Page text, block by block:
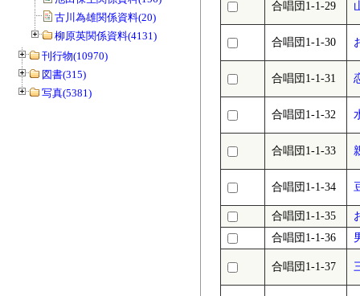
古川為雄関係資料(20)
柳原英関係資料(4131)
刊行物(10970)
図書(315)
写真(5381)
合唱団1-1-29
合唱団1-1-30
合唱団1-1-31
合唱団1-1-32
合唱団1-1-33
合唱団1-1-34
合唱団1-1-35
合唱団1-1-36
合唱団1-1-37